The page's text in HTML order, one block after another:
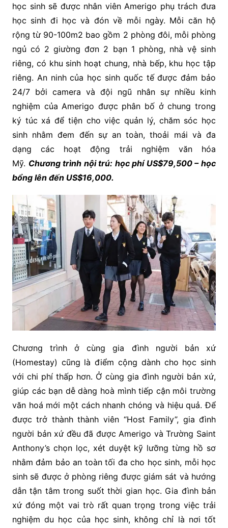
học sinh sẽ được nhân viên Amerigo phụ trách đưa
học sinh đi học và đón về mỗi ngày. Mỗi căn hộ
rộng từ 90-100m2 bao gồm 2 phòng đôi, mỗi phòng
ngủ có 2 giường đơn 2 bạn 1 phòng, nhà vệ sinh
riêng, có khu sinh hoạt chung, nhà bếp, khu học tập
riêng. An ninh của học sinh quốc tế được đảm bảo
24/7 bởi camera và đội ngũ nhân sự nhiều kinh
nghiệm của Amerigo được phân bố ở chung trong
ký túc xá để tiện cho việc quản lý, chăm sóc học
sinh nhằm đem đến sự an toàn, thoải mái và đa
dạng các hoạt động trải nghiệm văn hóa
Mỹ. Chương trình nội trú: học phí US$79,500 – học
bổng lên đến US$16,000.
Chương trình ở cùng gia đình người bản xứ
(Homestay) cũng là điểm cộng dành cho học sinh
với chi phí thấp hơn. Ở cùng gia đình người bản xứ,
giúp các bạn dễ dàng hoà mình tiếp cận môi trường
văn hoá mới một cách nhanh chóng và hiệu quả. Để
được trở thành thành viên “Host Family”, gia đình
người bản xứ đều đã được Amerigo và Trường Saint
Anthony’s chọn lọc, xét duyệt kỹ lưỡng từng hồ sơ
nhằm đảm bảo an toàn tối đa cho học sinh, mỗi học
sinh sẽ được ở phòng riêng được giám sát và hướng
dẫn tận tâm trong suốt thời gian học. Gia đình bản
xứ đóng một vai trò rất quan trọng trong việc trải
nghiệm du học của học sinh, không chỉ là nơi tốt